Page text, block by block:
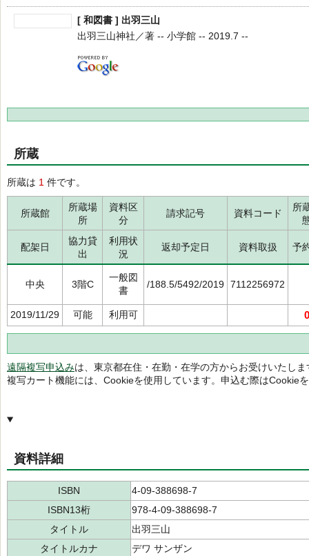
[ 和図書 ] 出羽三山
出羽三山神社／著 -- 小学館 -- 2019.7 --
所蔵
所蔵は 1 件です。
所蔵館
所蔵場
所
資料区
分
請求記号 資料コード
所
配架日
協力貸
出
利用状
況
返却予定日 資料取扱 予
中央 3階C
一般図
書
/188.5/5492/2019 7112256972
2019/11/29 可能 利用可 0
遠隔複写申込みは、東京都在住・在勤・在学の方からお受けいたしま
複写カート機能には、Cookieを使用しています。申込む際はCookie
資料詳細
ISBN
4-09-388698-7
ISBN13桁
978-4-09-388698-7
タイトル
出羽三山
タイトルカナ
デワ サンザン